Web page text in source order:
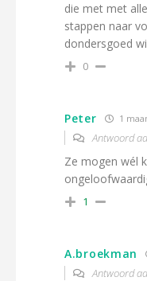
die met met
stappen naar
dondersgoed
0
Peter 1
Antwoord
Ze mogen wél
1
A.broekman
Antwoord